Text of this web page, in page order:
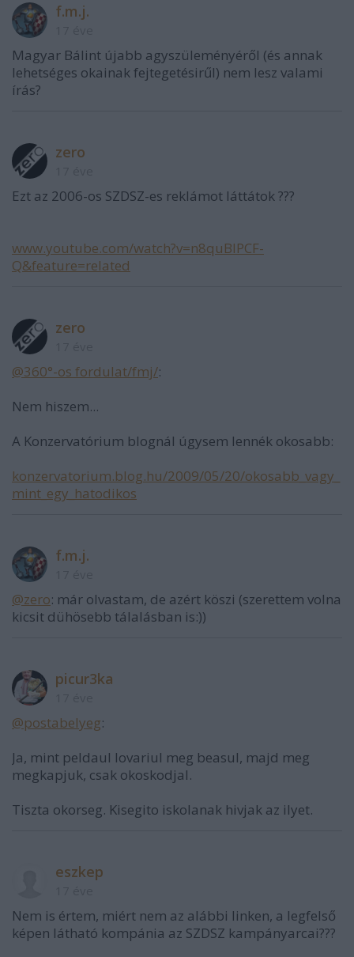
f.m.j.
Magyar Bálint újabb agyszüleményéről (és annak
lehetséges okainak fejtegetésirűl) nem lesz valami
írás?
zero
Ezt az 2006-os SZDSZ-es reklámot láttátok ???
www.youtube.com/watch?v=n8quBIPCF-
Q&feature=related
zero
@360°-os fordulat/fmj/:
Nem hiszem...
A Konzervatórium blognál úgysem lennék okosabb:
konzervatorium.blog.hu/2009/05/20/okosabb_vagy_
mint_egy_hatodikos
f.m.j.
@zero: már olvastam, de azért köszi (szerettem volna
kicsit dühösebb tálalásban is:))
picur3ka
@postabelyeg:
Ja, mint peldaul lovariul meg beasul, majd meg
megkapjuk, csak okoskodjal.
Tiszta okorseg. Kisegito iskolanak hivjak az ilyet.
eszkep
Nem is értem, miért nem az alábbi linken, a legfelső
képen látható kompánia az SZDSZ kampányarcai???